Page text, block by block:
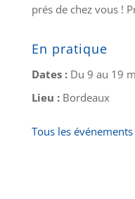
prés de chez vous !
En pratique
Dates : Du 9 au 19
Lieu :Bordeaux
Tous les événements